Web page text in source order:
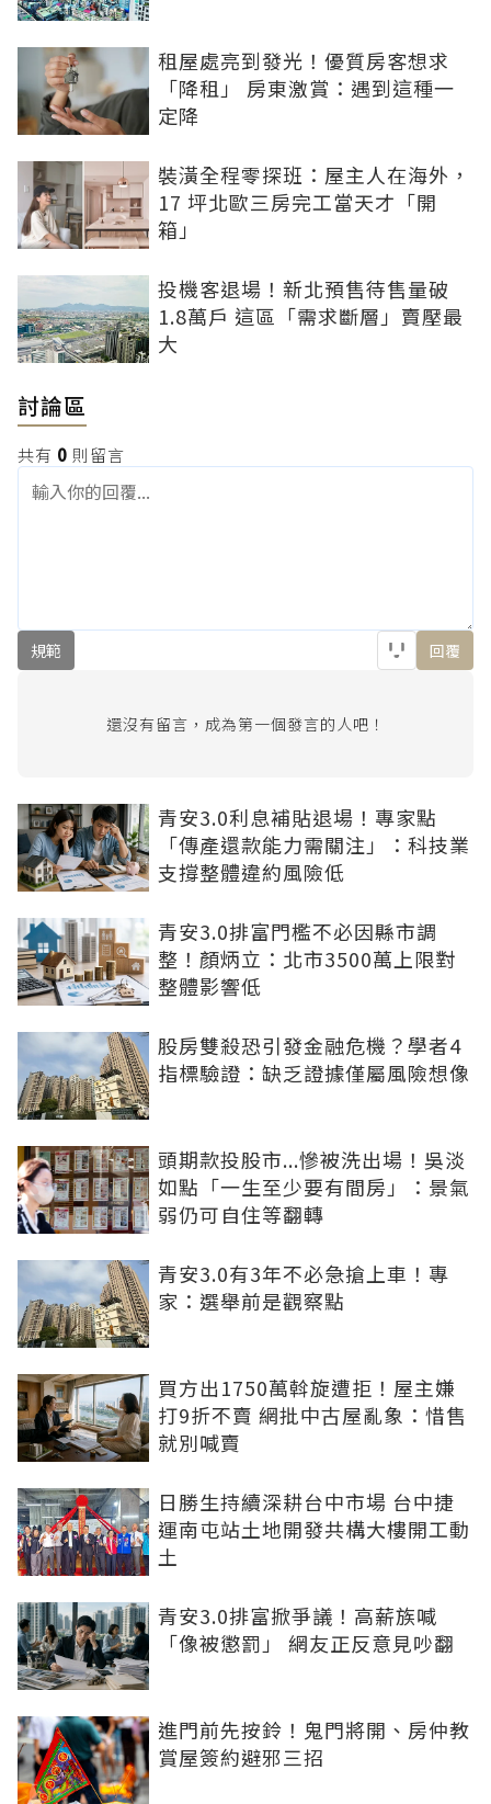
租屋處亮到發光！優質房客想求
「降租」 房東激賞：遇到這種一
定降
裝潢全程零探班：屋主人在海外，
17 坪北歐三房完工當天才「開
箱」
投機客退場！新北預售待售量破
1.8萬戶 這區「需求斷層」賣壓最
大
討論區
共有 0 則留言
規範 回覆
還沒有留言，成為第一個發言的人吧！
青安3.0利息補貼退場！專家點
「傳產還款能力需關注」：科技業
支撐整體違約風險低
青安3.0排富門檻不必因縣市調
整！顏炳立：北市3500萬上限對
整體影響低
股房雙殺恐引發金融危機？學者4
指標驗證：缺乏證據僅屬風險想像
頭期款投股市...慘被洗出場！吳淡
如點「一生至少要有間房」：景氣
弱仍可自住等翻轉
青安3.0有3年不必急搶上車！專
家：選舉前是觀察點
買方出1750萬斡旋遭拒！屋主嫌
打9折不賣 網批中古屋亂象：惜售
就別喊賣
日勝生持續深耕台中市場 台中捷
運南屯站土地開發共構大樓開工動
土
青安3.0排富掀爭議！高薪族喊
「像被懲罰」 網友正反意見吵翻
進門前先按鈴！鬼門將開、房仲教
賞屋簽約避邪三招